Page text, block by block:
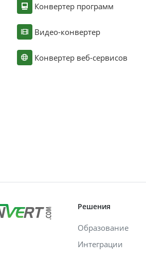
Конвертер программ
Видео-конвертер
Конвертер веб-сервисов
Решения
Образование
Интеграции